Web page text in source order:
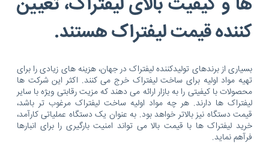
کننده قیمت لیفتراک هستند.
بسیاری از برندهای تولیدکننده لیفتراک در جهان، هزینه های زیادی را برای
تهیه مواد اولیه برای ساخت لیفتراک خرج می کنند. اکثر این شرکت ها
محصولات با کیفیتی را به بازار ارائه می دهند که مزیت رقابتی ویژه با سایر
لیفتراک ها دارند. هر چه مواد اولیه ساخت لیفتراک مرغوب تر باشد،
قیمت دستگاه نیز بالاتر خواهد بود. به عنوان یک دستگاه عملیاتی کارآمد،
خرید لیفتراک ها با قیمت بالا می تواند امنیت بارگیری را برای انبارها
فرآهم نماید.